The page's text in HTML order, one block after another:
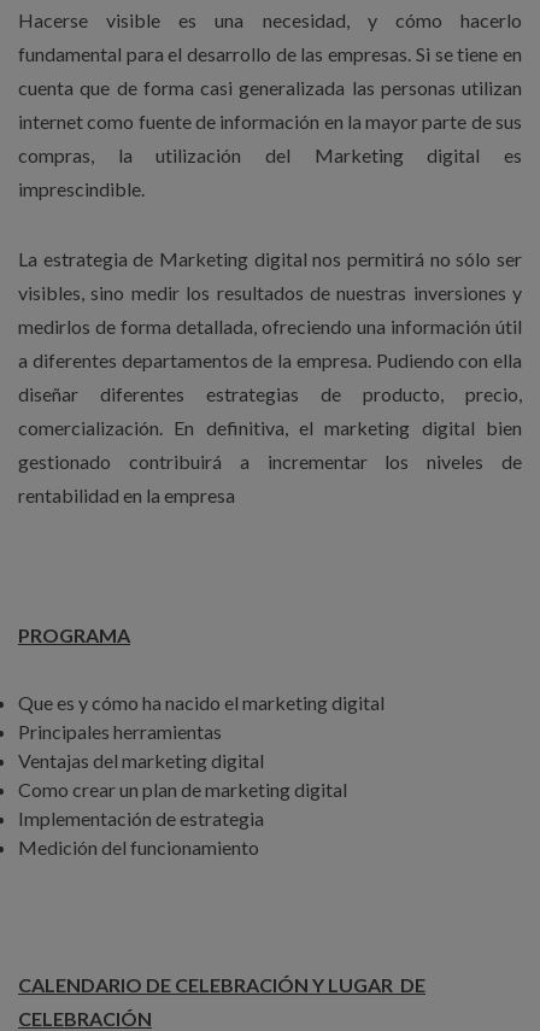
Hacerse visible es una necesidad, y cómo hacerlo
fundamental para el desarrollo de las empresas. Si se tiene en
cuenta que de forma casi generalizada las personas utilizan
internet como fuente de información en la mayor parte de sus
compras, la utilización del Marketing digital es
imprescindible.
La estrategia de Marketing digital nos permitirá no sólo ser
visibles, sino medir los resultados de nuestras inversiones y
medirlos de forma detallada, ofreciendo una información útil
a diferentes departamentos de la empresa. Pudiendo con ella
diseñar diferentes estrategias de producto, precio,
comercialización. En definitiva, el marketing digital bien
gestionado contribuirá a incrementar los niveles de
rentabilidad en la empresa
PROGRAMA
Que es y cómo ha nacido el marketing digital
Principales herramientas
Ventajas del marketing digital
Como crear un plan de marketing digital
Implementación de estrategia
Medición del funcionamiento
CALENDARIO DE CELEBRACIÓN Y LUGAR DE
CELEBRACIÓN